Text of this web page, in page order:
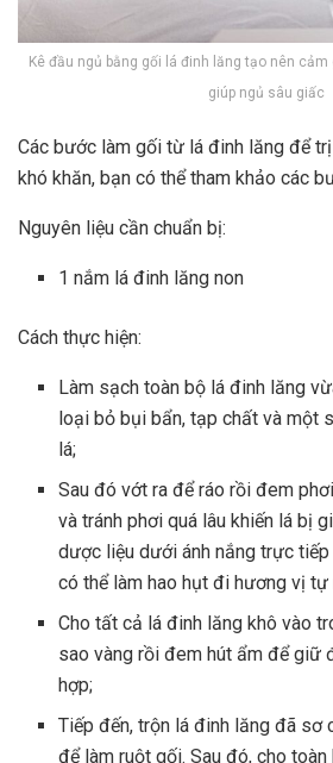
Kê đầu ngủ bằng gối lá đinh lăng tạo nên
giúp ngủ sâu giấc
Các bước làm gối từ lá đinh lăng để
khó khăn, bạn có thể tham khảo các
Nguyên liệu cần chuẩn bị:
1 nắm lá đinh lăng non
Cách thực hiện:
Làm sạch toàn bộ lá đinh lăng
loại bỏ bụi bẩn, tạp chất và một
lá;
Sau đó vớt ra để ráo rồi đem
và tránh phơi quá lâu khiến lá bị
dược liệu dưới ánh nắng trực
có thể làm hao hụt đi hương vị tự
Cho tất cả lá đinh lăng khô vào
sao vàng rồi đem hút ẩm để giữ
hợp;
Tiếp đến, trộn lá đinh lăng đã sơ
để làm ruột gối. Sau đó, cho